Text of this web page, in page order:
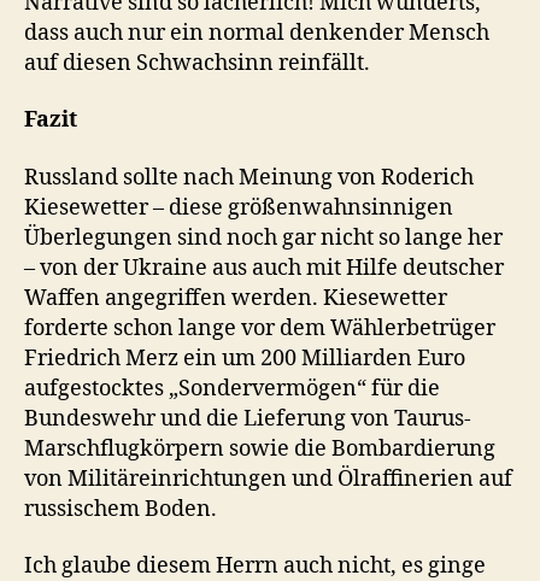
dass auch nur ein normal denkender Mensch
auf diesen Schwachsinn reinfällt.
Fazit
Russland sollte nach Meinung von Roderich
Kiesewetter – diese größenwahnsinnigen
Überlegungen sind noch gar nicht so lange her
– von der Ukraine aus auch mit Hilfe deutscher
Waffen angegriffen werden. Kiesewetter
forderte schon lange vor dem Wählerbetrüger
Friedrich Merz ein um 200 Milliarden Euro
aufgestocktes „Sondervermögen“ für die
Bundeswehr und die Lieferung von Taurus-
Marschflugkörpern sowie die Bombardierung
von Militäreinrichtungen und Ölraffinerien auf
russischem Boden.
Ich glaube diesem Herrn auch nicht, es ginge